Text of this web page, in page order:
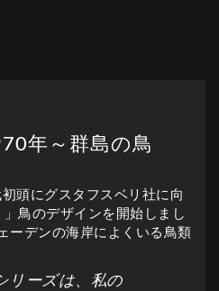
年～群島の鳥
頭にグスタフスベリ社に向
鳥のデザインを開始しまし
ーデンの海岸によくいる鳥類
リーズは、私の